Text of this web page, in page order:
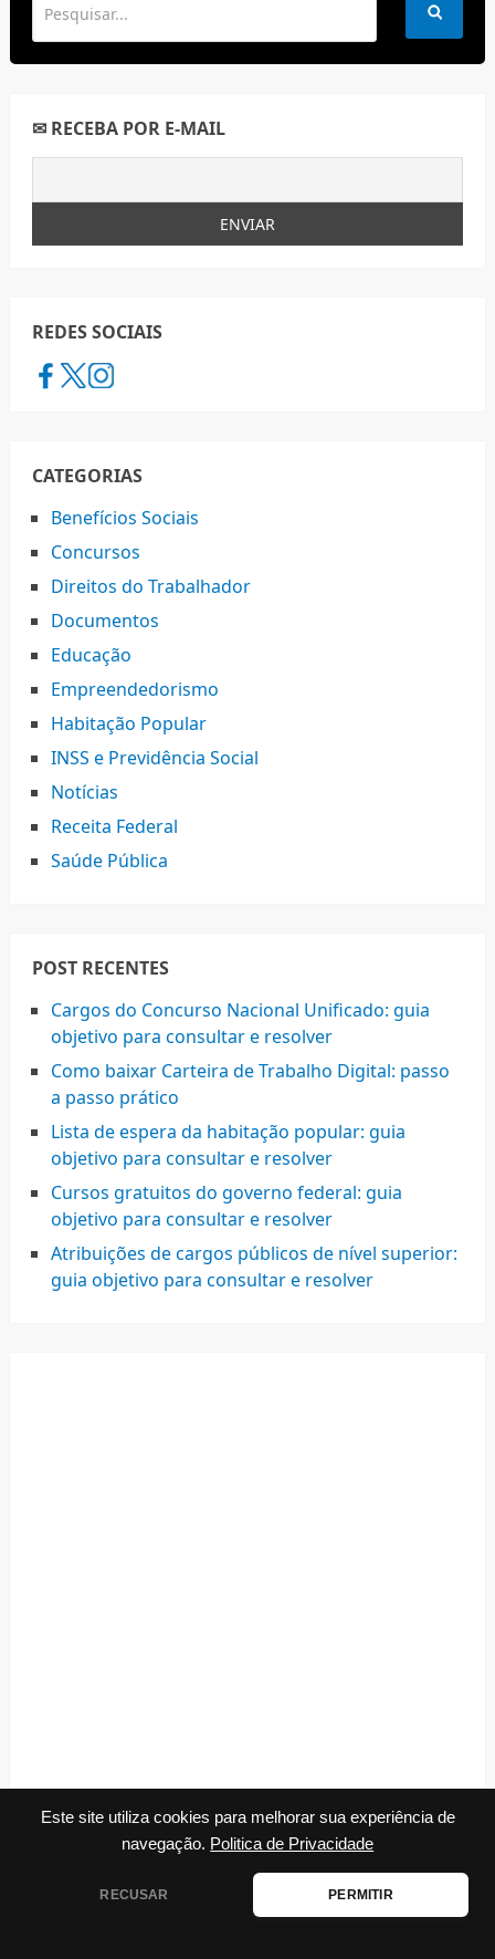
Este site utiliza cookies para melhorar sua experiência de
navegação. Politica de Privacidade
RECUSAR PERMITIR
✉ RECEBA POR E-MAIL
REDES SOCIAIS
CATEGORIAS
Benefícios Sociais
Concursos
Direitos do Trabalhador
Documentos
Educação
Empreendedorismo
Habitação Popular
INSS e Previdência Social
Notícias
Receita Federal
Saúde Pública
POST RECENTES
Cargos do Concurso Nacional Unificado: guia
objetivo para consultar e resolver
Como baixar Carteira de Trabalho Digital: passo
a passo prático
Lista de espera da habitação popular: guia
objetivo para consultar e resolver
Cursos gratuitos do governo federal: guia
objetivo para consultar e resolver
Atribuições de cargos públicos de nível superior:
guia objetivo para consultar e resolver